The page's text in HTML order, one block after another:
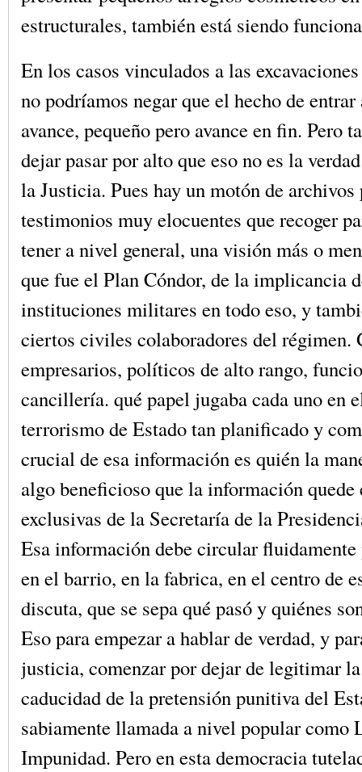
estructurales, también está siendo
En los casos vinculados a las
no podríamos negar que el hecho de
avance, pequeño pero avance en fin. Pero
dejar pasar por alto que eso no es la
la Justicia. Pues hay un motón de
testimonios muy elocuentes que recoger
tener a nivel general, una visión más o
que fue el Plan Cóndor, de la implicancia
instituciones militares en todo eso, y
ciertos civiles colaboradores del régimen.
empresarios, políticos de alto rango,
cancillería. qué papel jugaba cada uno en
terrorismo de Estado tan planificado y
crucial de esa información es quién la
algo beneficioso que la información quede
exclusivas de la Secretaría de la
Esa información debe circular
en el barrio, en la fabrica, en el centro de
discuta, que se sepa qué pasó y quiénes
Eso para empezar a hablar de verdad, y
justicia, comenzar por dejar de legitimar
caducidad de la pretensión punitiva del
sabiamente llamada a nivel popular como
Impunidad. Pero en esta democracia